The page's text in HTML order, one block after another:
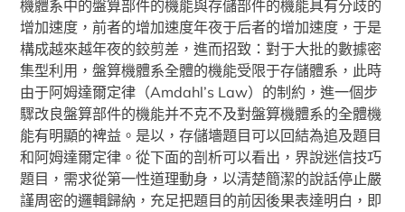
機體系中的盤算部件的機能與存儲部件的機能具有分歧的
增加速度，前者的增加速度年夜于后者的增加速度，于是
構成越來越年夜的鉸剪差，進而招致：對于大批的數據密
集型利用，盤算機體系全體的機能受限于存儲體系，此時
由于阿姆達爾定律（Amdahl’s Law）的制約，進一個步
驟改良盤算部件的機能并不克不及對盤算機體系的全體機
能有明顯的裨益。是以，存儲墻題目可以回結為追及題目
和阿姆達爾定律。從下面的剖析可以看出，界說迷信技巧
題目，需求從第一性道理動身，以清楚簡潔的說話停止嚴
謹周密的邏輯歸納，充足把題目的前因後果表達明白，即